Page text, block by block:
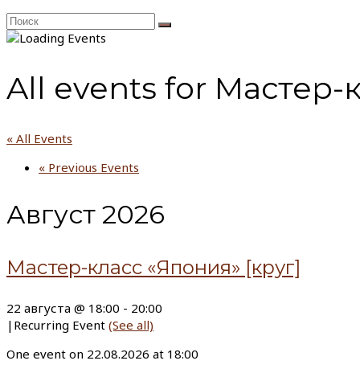
All events for Мастер-
« All Events
« Previous Events
Август 2026
Мастер-класс «Япония» [круг]
22 августа @ 18:00 - 20:00
| Recurring Event (See all)
One event on 22.08.2026 at 18:00